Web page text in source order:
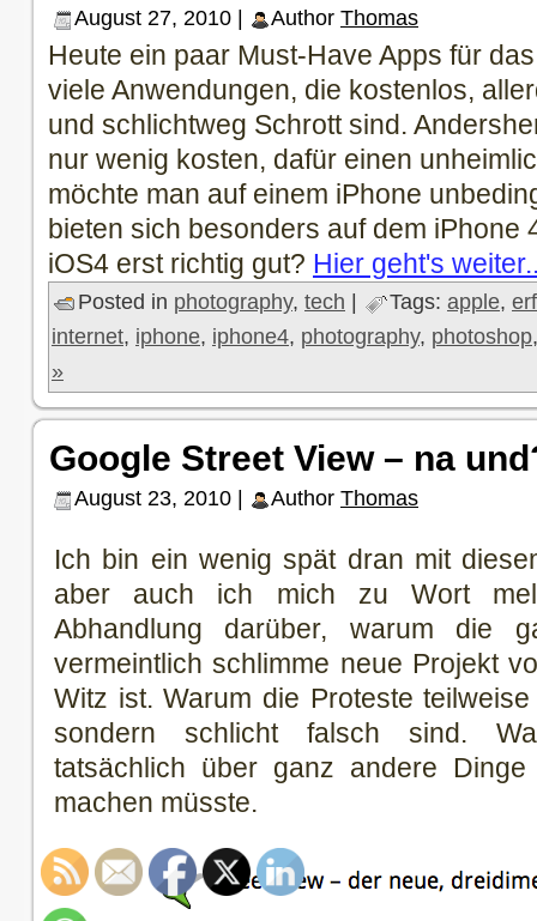
August 27, 2010 | Author Thomas
Heute ein paar Must-Have Apps für
viele Anwendungen, die kostenlos,
und schlichtweg Schrott sind.
nur wenig kosten, dafür einen
möchte man auf einem iPhone
bieten sich besonders auf dem iPhone
iOS4 erst richtig gut? Hier geht's
Posted in photography, tech Tags: apple,
internet, iphone, iphone4, photography, photoshop
»
Google Street View – na
August 23, 2010 | Author Thomas
Ich bin ein wenig spät dran mit
aber auch ich mich zu Wort
Abhandlung darüber, warum die
vermeintlich schlimme neue Projekt
Witz ist. Warum die Proteste
sondern schlicht falsch sind.
tatsächlich über ganz andere
machen müsste.